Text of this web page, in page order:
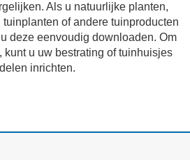
Als u natuurlijke planten,
of andere tuinproducten
deze eenvoudig downloaden. Om
kunt u uw bestrating of tuinhuisjes
inrichten.